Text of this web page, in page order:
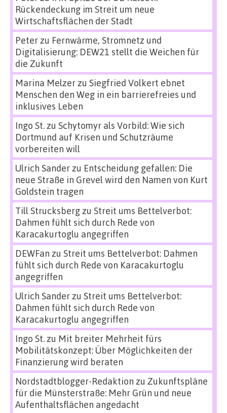
Rückendeckung im Streit um neue
Wirtschaftsflächen der Stadt
Peterzu Fernwärme, Stromnetz und
Digitalisierung: DEW21 stellt die Weichen für
die Zukunft
Marina Melzerzu Siegfried Volkert ebnet
Menschen den Weg in ein barrierefreies und
inklusives Leben
Ingo St.zu Schytomyr als Vorbild: Wie sich
Dortmund auf Krisen und Schutzräume
vorbereiten will
Ulrich Sanderzu Entscheidung gefallen: Die
neue Straße in Grevel wird den Namen von Kurt
Goldstein tragen
Till Strucksbergzu Streit ums Bettelverbot:
Dahmen fühlt sich durch Rede von
Karacakurtoglu angegriffen
DEWFan zu Streit ums Bettelverbot: Dahmen
fühlt sich durch Rede von Karacakurtoglu
angegriffen
Ulrich Sanderzu Streit ums Bettelverbot:
Dahmen fühlt sich durch Rede von
Karacakurtoglu angegriffen
Ingo St.zu Mit breiter Mehrheit fürs
Mobilitätskonzept: Über Möglichkeiten der
Finanzierung wird beraten
Nordstadtblogger-Redaktion zu Zukunftspläne
für die Münsterstraße: Mehr Grün und neue
Aufenthaltsflächen angedacht